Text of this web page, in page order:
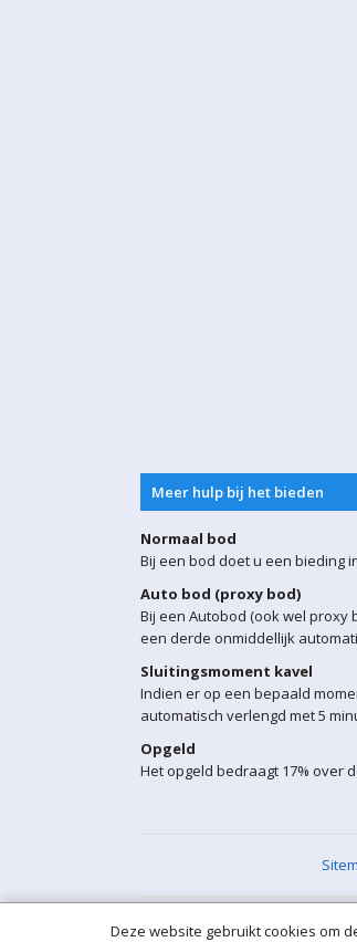
Meer hulp bij het bieden
Normaal bod
Bij een bod doet u een bieding
Auto bod (proxy bod)
Bij een Autobod (ook wel proxy
een derde onmiddellijk
Sluitingsmoment kavel
Indien er op een bepaald
automatisch verlengd met 5
Opgeld
Het opgeld bedraagt 17% over
Deze website gebruikt cookies om